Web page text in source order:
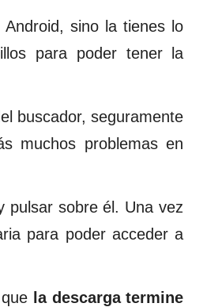
Android, sino la tienes lo
para poder tener la
buscador, seguramente
muchos problemas en
pulsar sobre él. Una vez
para poder acceder a
la descarga termine